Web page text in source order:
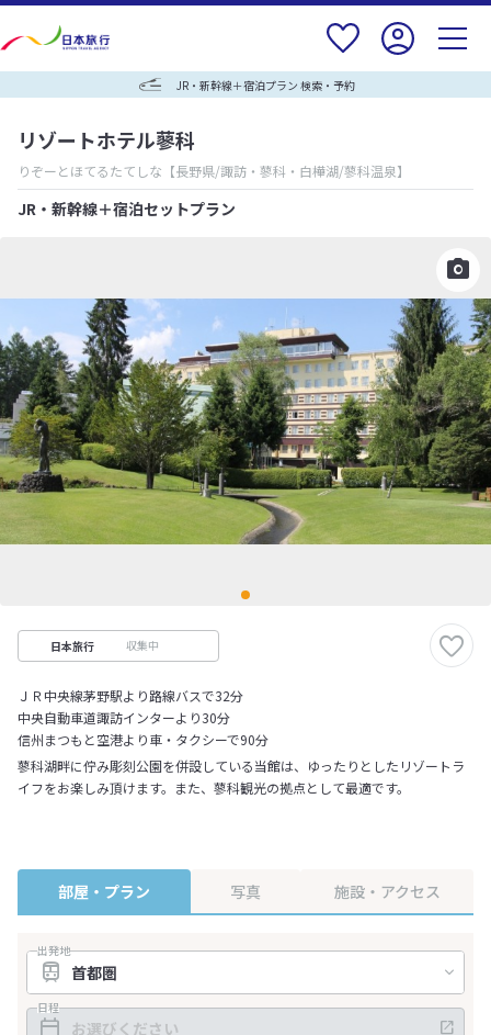
JR・新幹線＋宿泊プラン 検索・予約
リゾートホテル蓼科
りぞーとほてるたてしな 【長野県/諏訪・蓼科・白樺湖/蓼科温泉】
JR・新幹線＋宿泊セットプラン
日本旅行 収集中
ＪＲ中央線茅野駅より路線バスで32分
中央自動車道諏訪インターより30分
信州まつもと空港より車・タクシーで90分
蓼科湖畔に佇み彫刻公園を併設している当館は、ゆったりとしたリゾートラ
イフをお楽しみ頂けます。また、蓼科観光の拠点として最適です。
部屋・プラン 写真 施設・アクセス
出発地
日程